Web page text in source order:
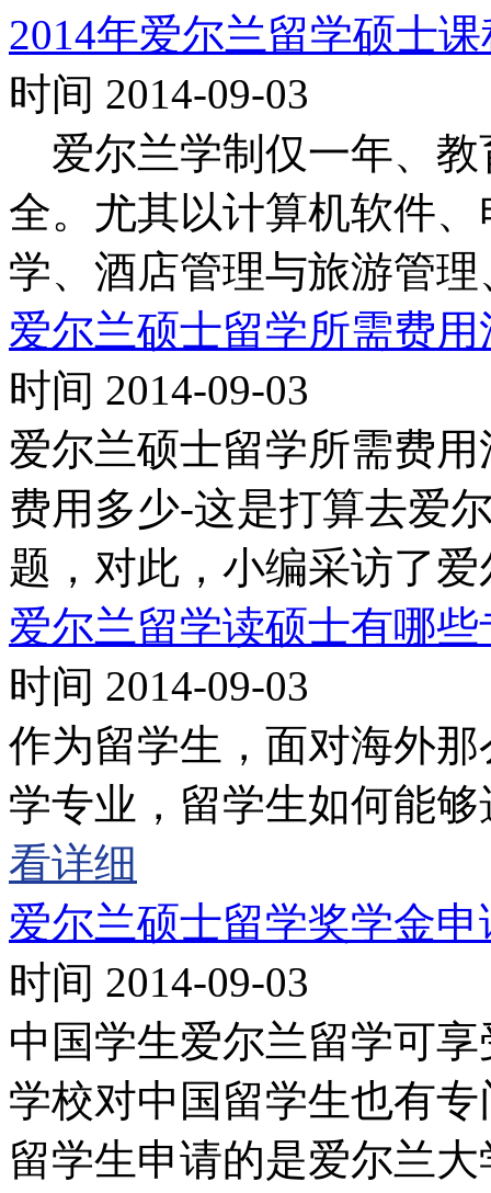
2014年爱尔兰留学硕士
时间 2014-09-03
爱尔兰学制仅一年、教
全。尤其以计算机软件
学、酒店管理与旅游管
爱尔兰硕士留学所需费
时间 2014-09-03
爱尔兰硕士留学所需费
费用多少-这是打算去爱
题，对此，小编采访了
爱尔兰留学读硕士有哪些
时间 2014-09-03
作为留学生，面对海外
学专业，留学生如何能
看详细
爱尔兰硕士留学奖学金申
时间 2014-09-03
中国学生爱尔兰留学可
学校对中国留学生也有
留学生申请的是爱尔兰